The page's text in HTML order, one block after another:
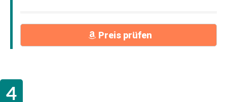
Preis prüfen